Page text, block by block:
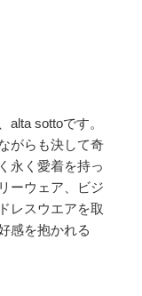
sottoです。
がらも決して奇
永く愛着を持っ
ーウェア、ビジ
レスウエアを取
感を抱かれる